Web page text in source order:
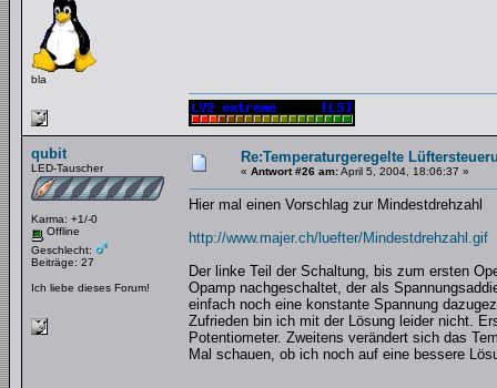
bla
qubit
LED-Tauscher
Karma: +1/-0
Offline
Geschlecht:
Beiträge: 27
Ich liebe dieses Forum!
Re:Temperaturgeregelte
« Antwort #26 am:April 5, 2004, 18:06:37 »
Hier mal einen Vorschlag zur Mindestdrehzahl
http://www.majer.ch/luefter/Mindestdrehzahl.gif
Der linke Teil der Schaltung, bis zum ersten
Opamp nachgeschaltet, der als
einfach noch eine konstante Spannung
Zufrieden bin ich mit der Lösung leider nicht.
Potentiometer. Zweitens verändert sich das
Mal schauen, ob ich noch auf eine bessere